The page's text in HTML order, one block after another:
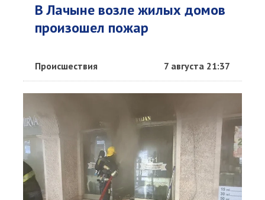
В Лачыне возле жилых домов
произошел пожар
Происшествия 7 августа 21:37